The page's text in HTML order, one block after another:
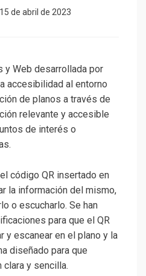
15 de abril de 2023
y Web desarrollada por
accesibilidad al entorno
de planos a través de
relevante y accesible
de interés o
código QR insertado en
la información del mismo,
o escucharlo. Se han
para que el QR
y escanear en el plano y la
diseñado para que
clara y sencilla.